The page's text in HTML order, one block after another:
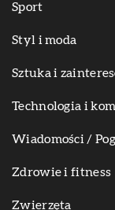
Sport
Styl i moda
Sztuka i
Technologia i
Wiadomości /
Zdrowie i fitness
Zwierzęta